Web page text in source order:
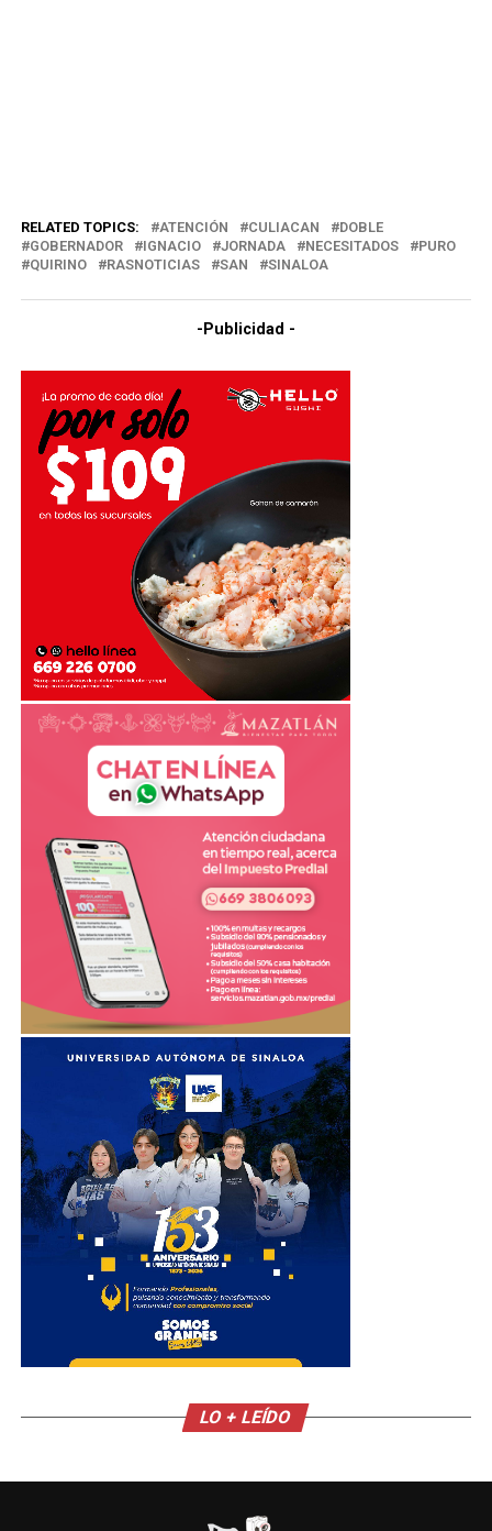
RELATED TOPICS: ATENCIÓN CULIACAN
DOBLE
GOBERNADOR
IGNACIO JORNADA NECESITADOS
PURO
QUIRINO
RASNOTICIAS SAN SINALOA
-Publicidad -
LO + LEÍDO